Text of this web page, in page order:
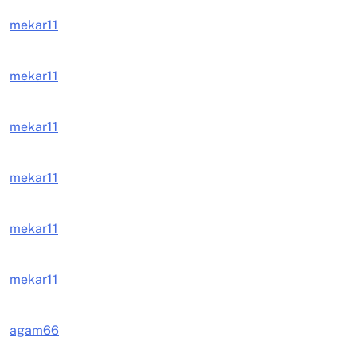
mekar11
mekar11
mekar11
mekar11
mekar11
mekar11
agam66